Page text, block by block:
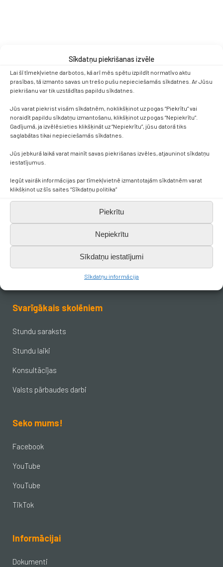
Sīkdatņu piekrišanas izvēle
Lai šī tīmekļvietne darbotos, kā arī mēs spētu izpildīt normatīvo aktu
prasības, tā izmanto savas un trešo pušu nepieciešamās sīkdatnes. Ar Jūsu
piekrišanu var tik uzstādītas papildu sīkdatnes.
Jūs varat piekrist visām sīkdatnēm, noklikšķinot uz pogas “Piekrītu” vai
noraidīt papildu sīkdatņu izmantošanu, klikšķinot uz pogas “Nepiekrītu”.
Gadījumā, ja izvēlēsieties klikšķināt uz “Nepiekrītu”, jūsu datorā tiks
saglabātas tikai nepieciešamās sīkdatnes.
Jūs jebkurā laikā varat mainīt savas piekrišanas izvēles, atjauninot sīkdatņu
iestatījumus.
Iegūt vairāk informācijas par tīmekļvietnē izmantotajām sīkdatnēm varat
klikšķinot uz šīs saites “Sīkdatņu politika”
Piekrītu
Nepiekrītu
Sīkdatņu iestatījumi
Sīkdatņu informācija
Kontakti
+371 638 656 05
skola.broceni@saldus.lv
Ezera iela 6, Brocēni, LV-3851
Svarīgākais skolēniem
Stundu saraksts
Stundu laiki
Konsultācijas
Valsts pārbaudes darbi
Seko mums!
Facebook
YouTube
YouTube
TikTok
Informācijai
Dokumenti